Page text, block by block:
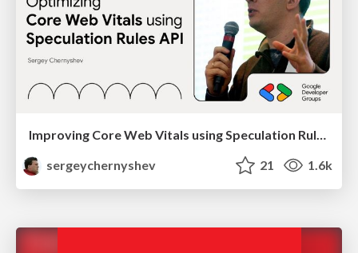
Improving Core Web Vitals using Speculation Rules API
sergeychernyshev
21 1.6k